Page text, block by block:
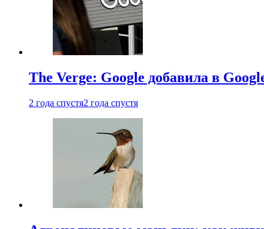
The Verge: Google добавила в
2 года спустя2 года спустя